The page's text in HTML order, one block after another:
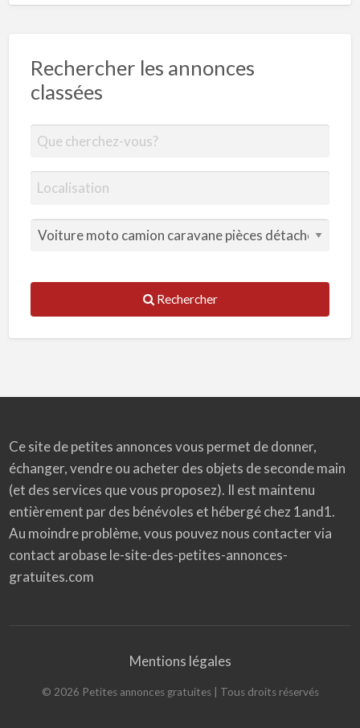
Rechercher les annonces
classées
Rechercher
Ce site de petites annonces vous permet de donner,
échanger, vendre ou acheter des objets de seconde main
(et des services que vous proposez). Il est maintenu
entièrement par des bénévoles et hébergé chez 1and1.
Au moindre problème, vous pouvez nous contacter via
contact arobase le-site-des-petites-annonces-
gratuites.com
Mentions légales
© 2026 Petites annonces gratuites| Tous droits réservés